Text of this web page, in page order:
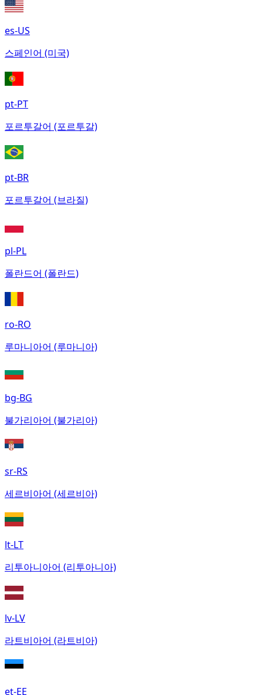
es-US
스페인어 (미국)
pt-PT
포르투갈어 (포르투갈)
pt-BR
포르투갈어 (브라질)
pl-PL
폴란드어 (폴란드)
ro-RO
루마니아어 (루마니아)
bg-BG
불가리아어 (불가리아)
sr-RS
세르비아어 (세르비아)
lt-LT
리투아니아어 (리투아니아)
lv-LV
라트비아어 (라트비아)
et-EE